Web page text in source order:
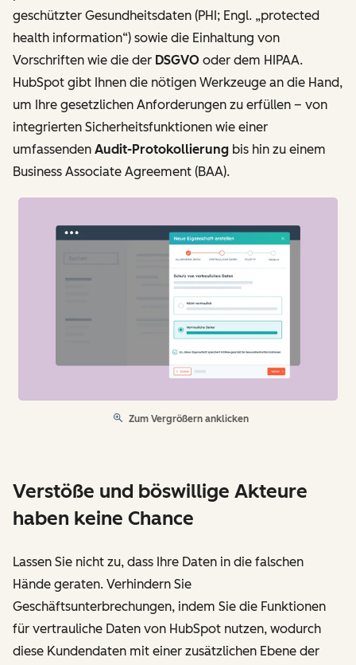
geschützter Gesundheitsdaten (PHI; Engl. „protected
health information“) sowie die Einhaltung von
Vorschriften wie die der DSGVO oder dem HIPAA.
HubSpot gibt Ihnen die nötigen Werkzeuge an die Hand,
um Ihre gesetzlichen Anforderungen zu erfüllen – von
integrierten Sicherheitsfunktionen wie einer
umfassenden Audit-Protokollierung bis hin zu einem
Business Associate Agreement (BAA).
Zum Vergrößern anklicken
Verstöße und böswillige Akteure
haben keine Chance
Lassen Sie nicht zu, dass Ihre Daten in die falschen
Hände geraten. Verhindern Sie
Geschäftsunterbrechungen, indem Sie die Funktionen
für vertrauliche Daten von HubSpot nutzen, wodurch
diese Kundendaten mit einer zusätzlichen Ebene der